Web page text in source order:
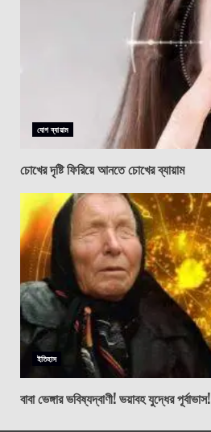
যোগ ব্যায়াম
চোখের দৃষ্টি ফিরিয়ে আনতে চোখের ব্যায়াম
ইতিহাস
বাবা ভেঙ্গার ভবিষ্যদ্বাণী! ভয়াবহ যুদ্ধের পূর্বাভাস!